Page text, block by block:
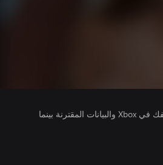
يتلقى ناشرو الألعاب التي تقوم بتشغيلها وصولاً إلى معلومات ملف تعريفك في Xbox والبيانات المقترنة بينما